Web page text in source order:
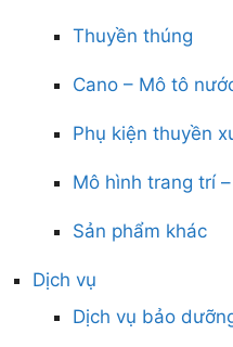
Thuyền thúng
Cano – Mô tô
Phụ kiện thuyền
Mô hình trang trí
Sản phẩm khác
Dịch vụ
Dịch vụ bảo